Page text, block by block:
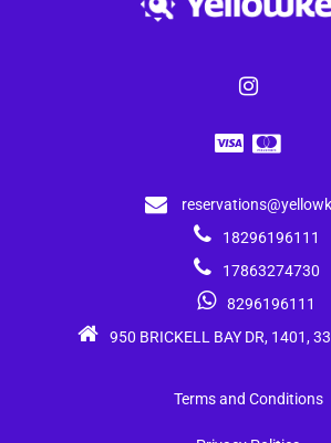
18296196111
17863274730
8296196111
950 BRICKELL BAY DR, 1401,
Terms and Conditions